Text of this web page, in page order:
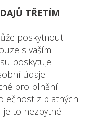
TŘETÍM
poskytnout
s vaším
poskytuje
údaje
pro plnění
z platných
to nezbytné